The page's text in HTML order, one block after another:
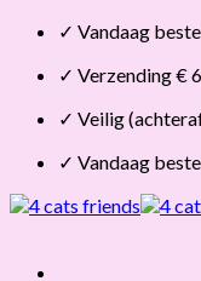
Skip
content
✓ Vandaag
✓ Verzending €
✓ Veilig
✓ Vandaag